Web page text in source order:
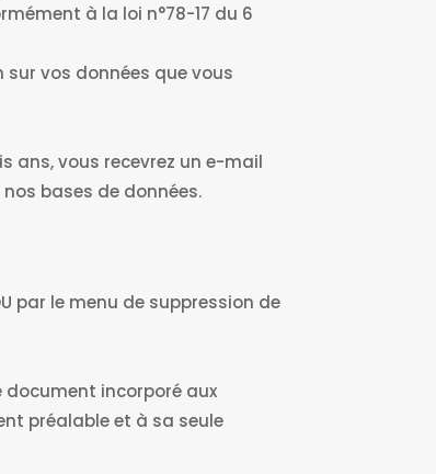
à la loi n°78-17 du 6
vos données que vous
ans, vous recevrez un e-mail
bases de données.
par le menu de suppression de
incorporé aux
préalable et à sa seule